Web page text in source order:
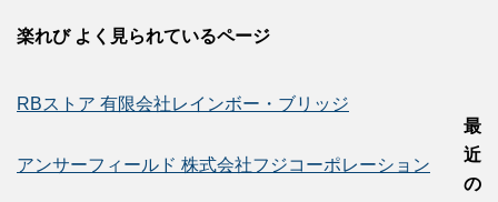
楽れび よく見られているページ
RBストア 有限会社レインボー・ブリッジ
アンサーフィールド 株式会社フジコーポレーション
最
近
の